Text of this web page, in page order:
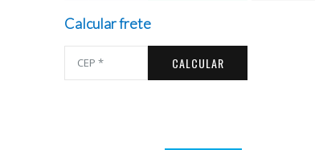
Calcular frete
CALCULAR